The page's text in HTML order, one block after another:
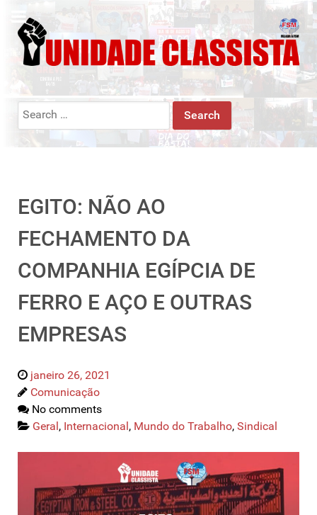
Search
EGITO: NÃO AO
FECHAMENTO DA
COMPANHIA EGÍPCIA DE
FERRO E AÇO E OUTRAS
EMPRESAS
janeiro 26, 2021
Comunicação
No comments
Geral, Internacional, Mundo do Trabalho, Sindical